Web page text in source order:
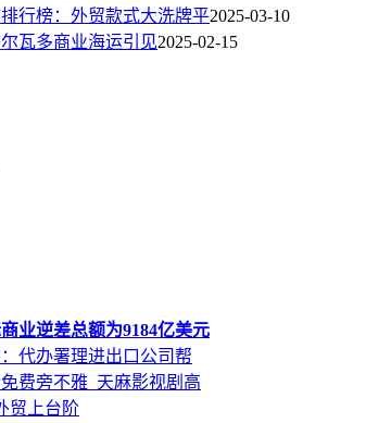
行榜：外贸款式大洗牌平2025-03-10
瓦多商业海运引见2025-02-15
业逆差总额为9184亿美元
代办署理进出口公司帮
费旁不雅_天麻影视剧高
贸上台阶